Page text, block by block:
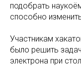
подобрать
способно
Участникам
было решить
электрона при